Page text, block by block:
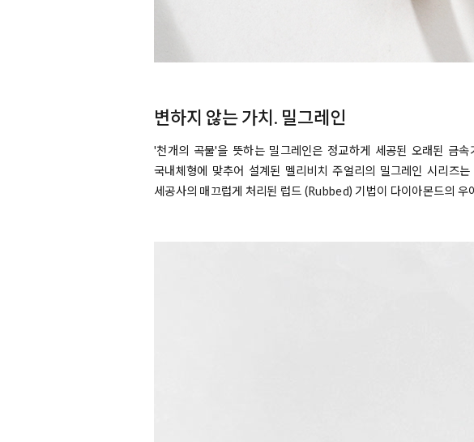
변하지 않는 가치. 밀그레인
'천개의 곡물'을 뜻하는 밀그레인은 정교하게 세공된 오래된 금
국내체형에 맞추어 설계된 멜리비치 주얼리의 밀그레인 시리즈
세공사의 매끄럽게 처리된 럽드 (Rubbed) 기법이 다이아몬드의